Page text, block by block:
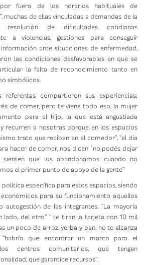
fuera de los horarios habituales de
muchas de ellas vinculadas a demandas de la
de dificultades cotidianas
a violencias, gestiones para conseguir
ante situaciones de enfermedad,
las condiciones desfavorables en que se
la falta de reconocimiento tanto en
simbólicos.
referentas compartieron sus experiencias:
de comer, pero te viene todo eso, la mujer
para el hijo, la que está angustiada
recurren a nosotras porque en los espacios
trato que reciben en el comedor”, “el dia
hacer de comer, nos dicen `no podés dejar
que los abandonamos cuando no
el primer punto de apoyo de la gente”
política específica para estos espacios, siendo
para su funcionamiento aquellos
autogestión de las integrantes. “La mayoría
lado, del otro” “ te tiran la tarjeta con 10 mil
un poco de arroz, yerba y pan, no te alcanza
“habría que encontrar un marco para el
centros comunitarios, que tengan
que garantice recursos”.